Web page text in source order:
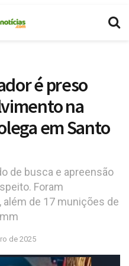
é preso
na
em Santo
de busca e apreensão
Foram
de 17 munições de
de 2025